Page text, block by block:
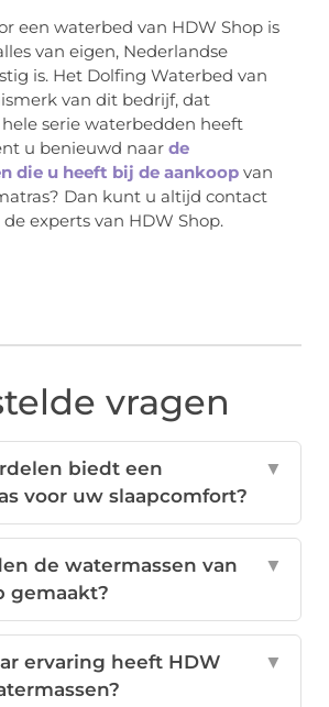
een waterbed van HDW Shop is
van eigen, Nederlandse
is. Het Dolfing Waterbed van
van dit bedrijf, dat
serie waterbedden heeft
u benieuwd naar de
die u heeft bij de aankoop van
Dan kunt u altijd contact
experts van HDW Shop.
vragen
biedt een
voor uw slaapcomfort?
▼
de watermassen van
gemaakt?
▼
ervaring heeft HDW
▼